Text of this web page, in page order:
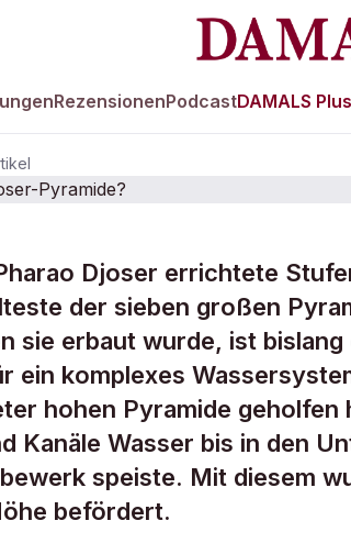
RezensionenPodcastDAMALS Plus
Wasser
Pyramide?
Djoser errichtete
der sieben großen
sie erbaut wurde, ist
ein komplexes
hohen Pyramide geholfen
Kanäle Wasser bis in den
speiste. Mit diesem
befördert.